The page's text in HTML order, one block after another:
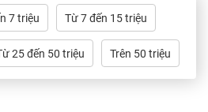
7 triệu Từ 7 đến 15 triệu
25 đến 50 triệu Trên 50 triệu